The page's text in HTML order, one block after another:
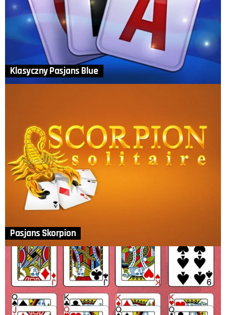
Klasyczny Pasjans Blue
Pasjans Skorpion